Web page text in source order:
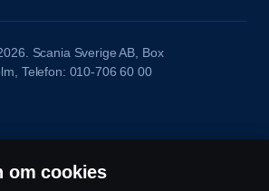
Scania Sverige AB, Box
Telefon: 010-706 60 00
om cookies